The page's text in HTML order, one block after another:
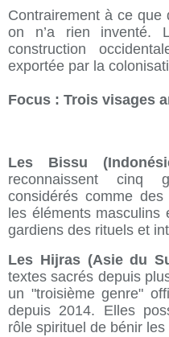
Contrairement à ce que
on n’a rien inventé.
construction
exportée par la
Focus : Trois visages
Les Bissu
reconnaissent cinq
considérés comme
les éléments masculins
gardiens des rituels et
Les Hijras (Asie du
textes sacrés depuis
un "troisième genre"
depuis 2014. Elles
rôle spirituel de bénir